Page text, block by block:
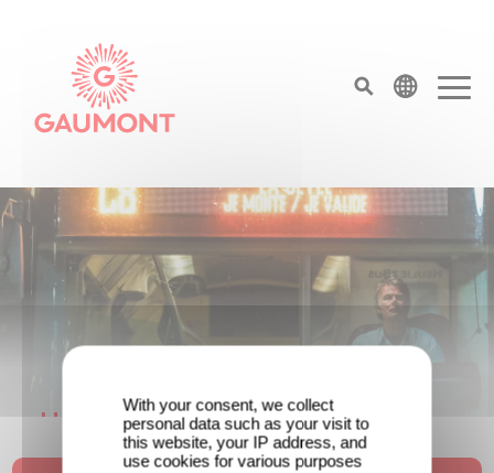
top menu
Page d'accueil
Une date de sortie pour le nouveau
film de Franck Dubosc
With your consent, we collect
personal data such as your visit to
this website, your IP address, and
use cookies for various purposes